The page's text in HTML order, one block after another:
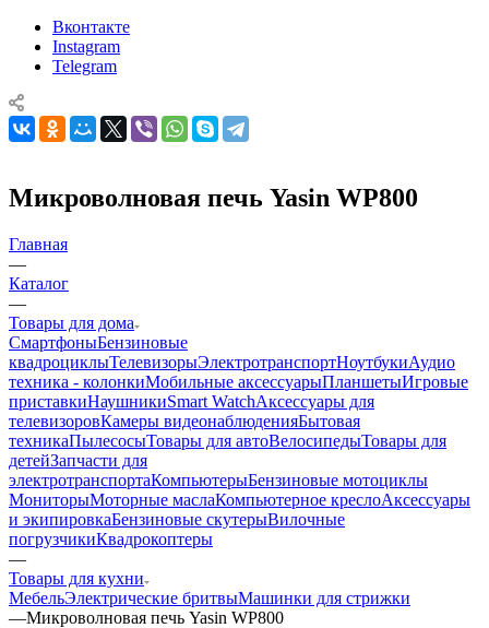
Вконтакте
Instagram
Telegram
Микроволновая печь Yasin WP800
Главная
—
Каталог
—
Товары для дома
СмартфоныБензиновые
квадроциклыТелевизорыЭлектротранспортНоутбукиАудио
техника - колонкиМобильные аксессуарыПланшетыИгровые
приставкиНаушникиSmart WatchАксессуары для
телевизоровКамеры видеонаблюденияБытовая
техникаПылесосыТовары для автоВелосипедыТовары для
детейЗапчасти для
электротранспортаКомпьютерыБензиновые мотоциклы
МониторыМоторные маслаКомпьютерное креслоАксессуары
и экипировкаБензиновые скутерыВилочные
погрузчикиКвадрокоптеры
—
Товары для кухни
МебельЭлектрические бритвыМашинки для стрижки
—Микроволновая печь Yasin WP800